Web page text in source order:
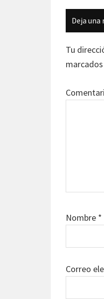
con
los
Deja una
Tu
Nombre *
Correo